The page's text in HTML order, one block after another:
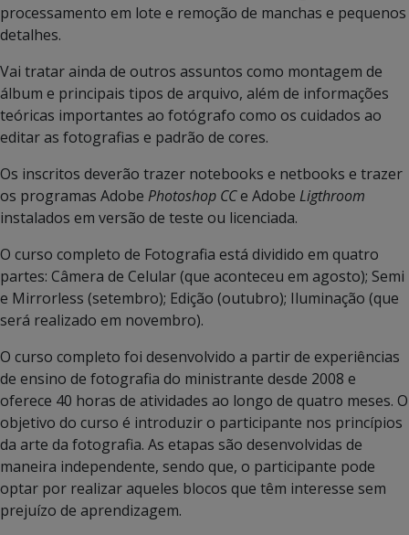
processamento em lote e remoção de manchas e pequenos
detalhes.
Vai tratar ainda de outros assuntos como montagem de
álbum e principais tipos de arquivo, além de informações
teóricas importantes ao fotógrafo como os cuidados ao
editar as fotografias e padrão de cores.
Os inscritos deverão trazer notebooks e netbooks e trazer
os programas Adobe Photoshop CCe Adobe Ligthroom
instalados em versão de teste ou licenciada.
O curso completo de Fotografia está dividido em quatro
partes: Câmera de Celular (que aconteceu em agosto); Semi
e Mirrorless (setembro); Edição (outubro); Iluminação (que
será realizado em novembro).
O curso completo foi desenvolvido a partir de experiências
de ensino de fotografia do ministrante desde 2008 e
oferece 40 horas de atividades ao longo de quatro meses. O
objetivo do curso é introduzir o participante nos princípios
da arte da fotografia. As etapas são desenvolvidas de
maneira independente, sendo que, o participante pode
optar por realizar aqueles blocos que têm interesse sem
prejuízo de aprendizagem.